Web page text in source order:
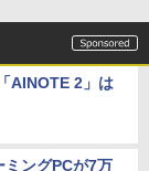
AINOTE 2」は
ングPCが7万